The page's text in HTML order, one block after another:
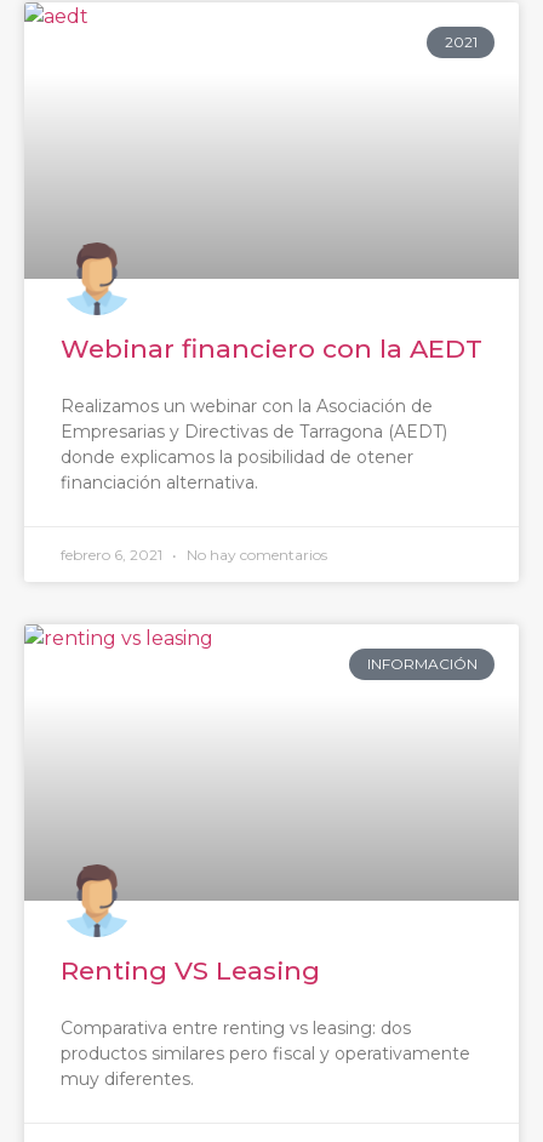
2021
Webinar financiero con la AEDT
Realizamos un webinar con la Asociación de
Empresarias y Directivas de Tarragona (AEDT)
donde explicamos la posibilidad de otener
financiación alternativa.
febrero 6, 2021 No hay comentarios
INFORMACIÓN
Renting VS Leasing
Comparativa entre renting vs leasing: dos
productos similares pero fiscal y operativamente
muy diferentes.